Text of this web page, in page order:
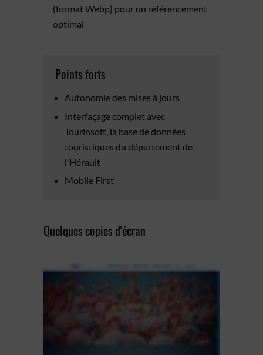
(format Webp) pour un référencement
optimal
Points forts
Autonomie des mises à jours
Interfaçage complet avec
Tourinsoft, la base de données
touristiques du département de
l'Hérault
Mobile First
Quelques copies d'écran